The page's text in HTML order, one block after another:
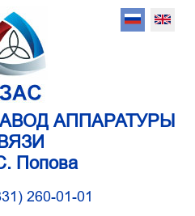
АППАРАТУРЫ
Попова
260-01-01